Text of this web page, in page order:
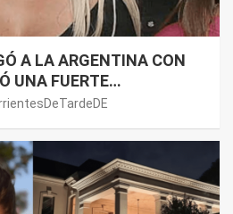
A LA ARGENTINA CON
UNA FUERTE
MAURO ICARDI